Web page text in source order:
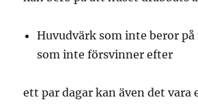
Huvudvärk som inte beror
som inte försvinner efter
ett par dagar kan även det vara